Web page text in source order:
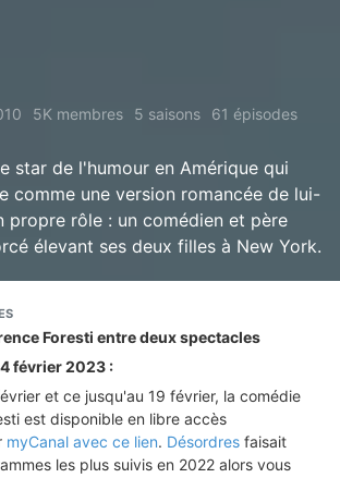
5K membres 5 saisons 61 épisodes
star de l'humour en Amérique qui
comme une version romancée de lui-
propre rôle : un comédien et père
élevant ses deux filles à New York.
Foresti entre deux spectacles
février 2023 :
et ce jusqu'au 19 février, la comédie
est disponible en libre accès
myCanal avec ce lien. Désordres faisait
les plus suivis en 2022 alors vous